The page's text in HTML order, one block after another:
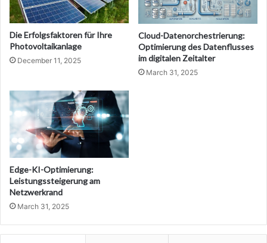
Die Erfolgsfaktoren für Ihre
Photovoltaikanlage
December 11, 2025
Cloud-Datenorchestrierung:
Optimierung des Datenflusses
im digitalen Zeitalter
March 31, 2025
Edge-KI-Optimierung:
Leistungssteigerung am
Netzwerkrand
March 31, 2025